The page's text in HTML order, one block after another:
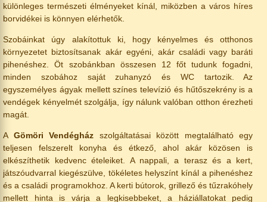
különleges természeti élményeket kínál, miközben a város híres
borvidékei is könnyen elérhetők.
Szobáinkat úgy alakítottuk ki, hogy kényelmes és otthonos
környezetet biztosítsanak akár egyéni, akár családi vagy baráti
pihenéshez. Öt szobánkban összesen 12 főt tudunk fogadni,
minden szobához saját zuhanyzó és WC tartozik. Az
egyszemélyes ágyak mellett színes televízió és hűtőszekrény is a
vendégek kényelmét szolgálja, így nálunk valóban otthon érezheti
magát.
A Gömöri Vendégház szolgáltatásai között megtalálható egy
teljesen felszerelt konyha és étkező, ahol akár közösen is
elkészíthetik kedvenc ételeiket. A nappali, a terasz és a kert,
játszóudvarral kiegészülve, tökéletes helyszínt kínál a pihenéshez
és a családi programokhoz. A kerti bútorok, grillező és tűzrakóhely
mellett hinta is várja a legkisebbeket, a háziállatokat pedig